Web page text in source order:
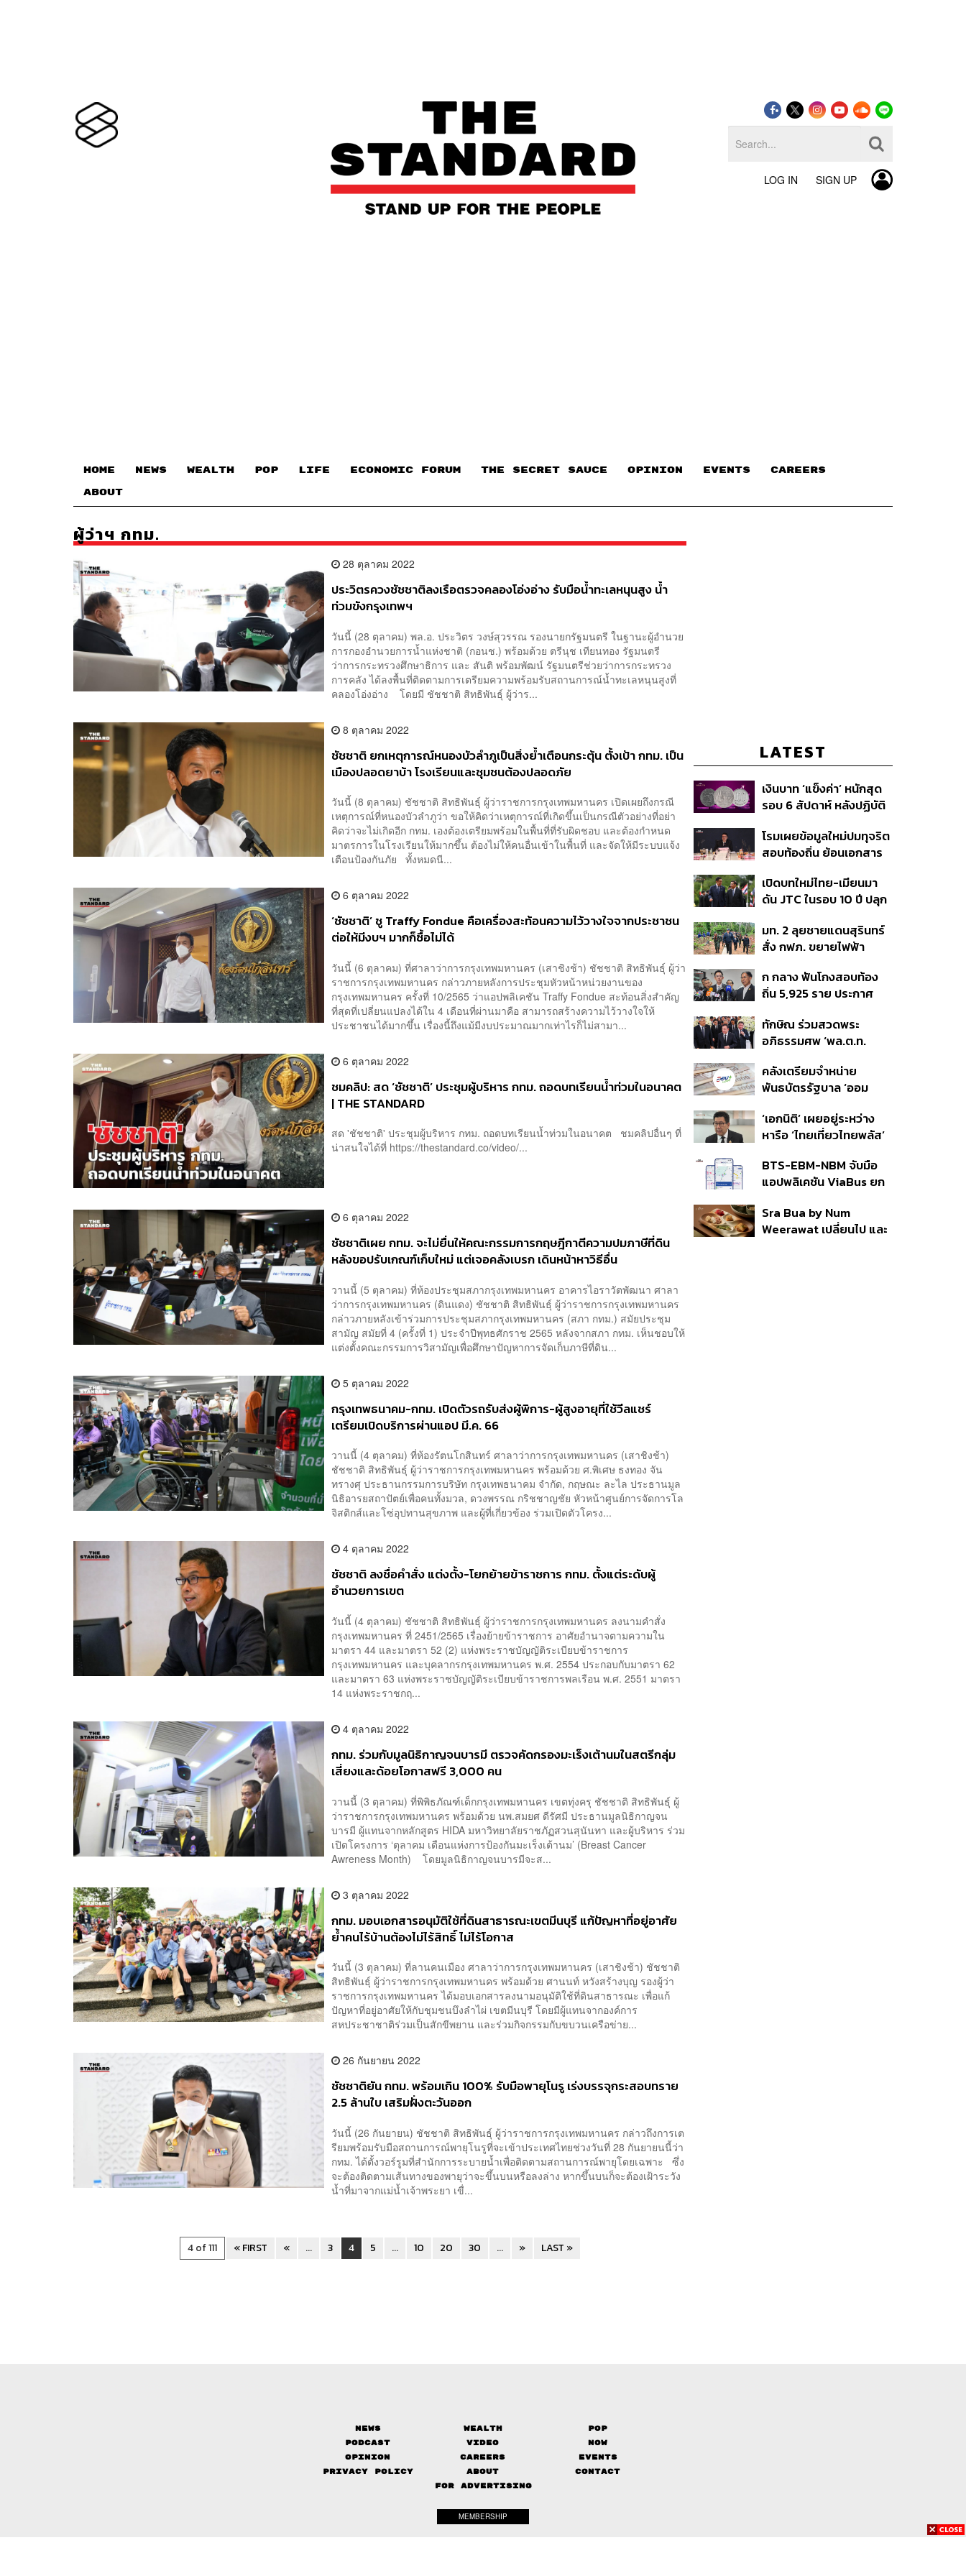
LOG IN SIGN UP
HOME NEWS WEALTH POP LIFE ECONOMIC FORUM THE SECRET SAUCE​ OPINION EVENTS CAREERS
ABOUT
ผู้ว่าฯ กทม.
28 ตุลาคม 2022
ประวิตรควงชัชชาติลงเรือตรวจคลองโอ่งอ่าง รับมือน้ำทะเลหนุนสูง น้ำ
ท่วมขังกรุงเทพฯ
วันนี้ (28 ตุลาคม) พล.อ. ประวิตร วงษ์สุวรรณ รองนายกรัฐมนตรี ในฐานะผู้อำนวย
การกองอำนวยการน้ำแห่งชาติ (กอนช.) พร้อมด้วย ตรีนุช เทียนทอง รัฐมนตรี
ว่าการกระทรวงศึกษาธิการ และ สันติ พร้อมพัฒน์ รัฐมนตรีช่วยว่าการกระทรวง
การคลัง ได้ลงพื้นที่ติดตามการเตรียมความพร้อมรับสถานการณ์น้ำทะเลหนุนสูงที่
คลองโอ่งอ่าง โดยมี ชัชชาติ สิทธิพันธุ์ ผู้ว่าร...
8 ตุลาคม 2022
ชัชชาติ ยกเหตุการณ์หนองบัวลำภูเป็นสิ่งย้ำเตือนกระตุ้น ตั้งเป้า กทม. เป็น
เมืองปลอดยาบ้า โรงเรียนและชุมชนต้องปลอดภัย
วันนี้ (8 ตุลาคม) ชัชชาติ สิทธิพันธุ์ ผู้ว่าราชการกรุงเทพมหานคร เปิดเผยถึงกรณี
เหตุการณ์ที่หนองบัวลำภูว่า ขอให้คิดว่าเหตุการณ์ที่เกิดขึ้นเป็นกรณีตัวอย่างที่อย่า
คิดว่าจะไม่เกิดอีก กทม. เองต้องเตรียมพร้อมในพื้นที่ที่รับผิดชอบ และต้องกำหนด
มาตรการในโรงเรียนให้มากขึ้น ต้องไม่ให้คนอื่นเข้าในพื้นที่ และจัดให้มีระบบแจ้ง
เตือนป้องกันภัย ทั้งหมดนี...
6 ตุลาคม 2022
‘ชัชชาติ’ ชู Traffy Fondue คือเครื่องสะท้อนความไว้วางใจจากประชาชน
ต่อให้มีงบฯ มากก็ซื้อไม่ได้
วันนี้ (6 ตุลาคม) ที่ศาลาว่าการกรุงเทพมหานคร (เสาชิงช้า) ชัชชาติ สิทธิพันธุ์ ผู้ว่า
ราชการกรุงเทพมหานคร กล่าวภายหลังการประชุมหัวหน้าหน่วยงานของ
กรุงเทพมหานคร ครั้งที่ 10/2565 ว่าแอปพลิเคชัน Traffy Fondue สะท้อนสิ่งสำคัญ
ที่สุดที่เปลี่ยนแปลงได้ใน 4 เดือนที่ผ่านมาคือ สามารถสร้างความไว้วางใจให้
ประชาชนได้มากขึ้น เรื่องนี้ถึงแม้มีงบประมาณมากเท่าไรก็ไม่สามา...
6 ตุลาคม 2022
ชมคลิป: สด ‘ชัชชาติ’ ประชุมผู้บริหาร กทม. ถอดบทเรียนน้ำท่วมในอนาคต
| THE STANDARD
สด 'ชัชชาติ' ประชุมผู้บริหาร กทม. ถอดบทเรียนน้ำท่วมในอนาคต ชมคลิปอื่นๆ ที่
น่าสนใจได้ที่ https://thestandard.co/video/...
6 ตุลาคม 2022
ชัชชาติเผย กทม. จะไม่ยื่นให้คณะกรรมการกฤษฎีกาตีความปมภาษีที่ดิน
หลังขอปรับเกณฑ์เก็บใหม่ แต่เจอคลังเบรก เดินหน้าหาวิธีอื่น
วานนี้ (5 ตุลาคม) ที่ห้องประชุมสภากรุงเทพมหานคร อาคารไอราวัตพัฒนา ศาลา
ว่าการกรุงเทพมหานคร (ดินแดง) ชัชชาติ สิทธิพันธุ์ ผู้ว่าราชการกรุงเทพมหานคร
กล่าวภายหลังเข้าร่วมการประชุมสภากรุงเทพมหานคร (สภา กทม.) สมัยประชุม
สามัญ สมัยที่ 4 (ครั้งที่ 1) ประจำปีพุทธศักราช 2565 หลังจากสภา กทม. เห็นชอบให้
แต่งตั้งคณะกรรมการวิสามัญเพื่อศึกษาปัญหาการจัดเก็บภาษีที่ดิน...
5 ตุลาคม 2022
กรุงเทพธนาคม-กทม. เปิดตัวรถรับส่งผู้พิการ-ผู้สูงอายุที่ใช้วีลแชร์
เตรียมเปิดบริการผ่านแอป มี.ค. 66
วานนี้ (4 ตุลาคม) ที่ห้องรัตนโกสินทร์ ศาลาว่าการกรุงเทพมหานคร (เสาชิงช้า)
ชัชชาติ สิทธิพันธุ์ ผู้ว่าราชการกรุงเทพมหานคร พร้อมด้วย ศ.พิเศษ ธงทอง จัน
ทรางศุ ประธานกรรมการบริษัท กรุงเทพธนาคม จำกัด, กฤษณะ ละไล ประธานมูล
นิธิอารยสถาปัตย์เพื่อคนทั้งมวล, ดวงพรรณ กริชชาญชัย หัวหน้าศูนย์การจัดการโล
จิสติกส์และโซ่อุปทานสุขภาพ และผู้ที่เกี่ยวข้อง ร่วมเปิดตัวโครง...
4 ตุลาคม 2022
ชัชชาติ ลงชื่อคำสั่ง แต่งตั้ง-โยกย้ายข้าราชการ กทม. ตั้งแต่ระดับผู้
อำนวยการเขต
วันนี้ (4 ตุลาคม) ชัชชาติ สิทธิพันธุ์ ผู้ว่าราชการกรุงเทพมหานคร ลงนามคำสั่ง
กรุงเทพมหานคร ที่ 2451/2565 เรื่องย้ายข้าราชการ อาศัยอำนาจตามความใน
มาตรา 44 และมาตรา 52 (2) แห่งพระราชบัญญัติระเบียบข้าราชการ
กรุงเทพมหานคร และบุคลากรกรุงเทพมหานคร พ.ศ. 2554 ประกอบกับมาตรา 62
และมาตรา 63 แห่งพระราชบัญญัติระเบียบข้าราชการพลเรือน พ.ศ. 2551 มาตรา
14 แห่งพระราชกฤ...
4 ตุลาคม 2022
กทม. ร่วมกับมูลนิธิกาญจนบารมี ตรวจคัดกรองมะเร็งเต้านมในสตรีกลุ่ม
เสี่ยงและด้อยโอกาสฟรี 3,000 คน
วานนี้ (3 ตุลาคม) ที่พิพิธภัณฑ์เด็กกรุงเทพมหานคร เขตทุ่งครุ ชัชชาติ สิทธิพันธุ์ ผู้
ว่าราชการกรุงเทพมหานคร พร้อมด้วย นพ.สมยศ ดีรัศมี ประธานมูลนิธิกาญจน
บารมี ผู้แทนจากหลักสูตร HIDA มหาวิทยาลัยราชภัฏสวนสุนันทา และผู้บริหาร ร่วม
เปิดโครงการ ‘ตุลาคม เดือนแห่งการป้องกันมะเร็งเต้านม’ (Breast Cancer
Awreness Month) โดยมูลนิธิกาญจนบารมีจะส...
3 ตุลาคม 2022
กทม. มอบเอกสารอนุมัติใช้ที่ดินสาธารณะเขตมีนบุรี แก้ปัญหาที่อยู่อาศัย
ย้ำคนไร้บ้านต้องไม่ไร้สิทธิ์ ไม่ไร้โอกาส
วันนี้ (3 ตุลาคม) ที่ลานคนเมือง ศาลาว่าการกรุงเทพมหานคร (เสาชิงช้า) ชัชชาติ
สิทธิพันธุ์ ผู้ว่าราชการกรุงเทพมหานคร พร้อมด้วย ศานนท์ หวังสร้างบุญ รองผู้ว่า
ราชการกรุงเทพมหานคร ได้มอบเอกสารลงนามอนุมัติใช้ที่ดินสาธารณะ เพื่อแก้
ปัญหาที่อยู่อาศัยให้กับชุมชนบึงลำไผ่ เขตมีนบุรี โดยมีผู้แทนจากองค์การ
สหประชาชาติร่วมเป็นสักขีพยาน และร่วมกิจกรรมกับขบวนเครือข่าย...
26 กันยายน 2022
ชัชชาติยัน กทม. พร้อมเกิน 100% รับมือพายุโนรู เร่งบรรจุกระสอบทราย
2.5 ล้านใบ เสริมฝั่งตะวันออก
วันนี้ (26 กันยายน) ชัชชาติ สิทธิพันธุ์ ผู้ว่าราชการกรุงเทพมหานคร กล่าวถึงการเต
รียมพร้อมรับมือสถานการณ์พายุโนรูที่จะเข้าประเทศไทยช่วงวันที่ 28 กันยายนนี้ว่า
กทม. ได้ตั้งวอร์รูมที่สำนักการระบายน้ำเพื่อติดตามสถานการณ์พายุโดยเฉพาะ ซึ่ง
จะต้องติดตามเส้นทางของพายุว่าจะขึ้นบนหรือลงล่าง หากขึ้นบนก็จะต้องเฝ้าระวัง
น้ำที่มาจากแม่น้ำเจ้าพระยา เขื่...
4 of 111 « FIRST « ... 3 4 5 ... 10 20 30 ... » LAST »
LATEST
เงินบาท ‘แข็งค่า’ หนักสุด
รอบ 6 สัปดาห์ หลังปฏิบัติ
สหรัฐฯ-ญี่ปุ่น Standard
Chartered เปิดเป้าสิ้นปีนี้
ต่อดอลลาร์
โรมเผยข้อมูลใหม่ปมทุจริต
สอบท้องถิ่น ย้อนเอกสาร
อนุทิน จ่อสอบต่อเอี่ยว
ตัดตอน ม.บูรพา หรือไม่
เปิดบทใหม่ไทย-เมียนมา
ดัน JTC ในรอบ 10 ปี ปลุก
ชายแดน ท่าเรือน้ำลึก
ทวาย
มท. 2 ลุยชายแดนสุรินทร์
สั่ง กฟภ. ขยายไฟฟ้า
350’ เสริมความมั่นคง
ชายแดน
ก กลาง ฟันโกงสอบท้อง
ถิ่น 5,925 ราย ประกาศ
ราย รอ ป.ป.ช. ขีดเส้นแล้ว
เสร็จ 31 ส.ค.
ทักษิณ ร่วมสวดพระ
อภิธรรมศพ ‘พล.ต.ท.
สิน’ สิริอายุ 103 ปี แกนนำ
เพื่อไทย-บุคคลหลาก
คลังเตรียมจำหน่าย
พันธบัตรรัฐบาล ‘ออม
ก.ย.นี้ อาจเพิ่มสัดส่วนการ
ขายแบบ Small Lot First
‘เอกนิติ’ เผยอยู่ระหว่าง
หารือ ‘ไทยเที่ยวไทยพลัส’
แสนล้าน มั่นใจงบต่อ ‘ไทย
ช่วยไทย พลัส’ เฟส 2 มี
BTS-EBM-NBM จับมือ
แอปพลิเคชัน ViaBus ยก
รถไฟฟ้า 3 สายแบบเรียล
ไทม์
Sra Bua by Num
Weerawat เปลี่ยนไป และ
News Wealth
Pop
Podcast
Video
Now
Opinion
Careers
Events
Privacy Policy
About
Contact
FOR ADVERTISING
MEMBERSHIP